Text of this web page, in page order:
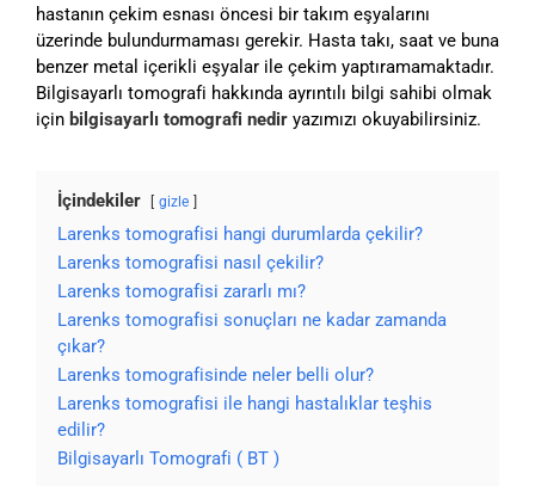
hastanın çekim esnası öncesi bir takım eşyalarını
üzerinde bulundurmaması gerekir. Hasta takı, saat ve buna
benzer metal içerikli eşyalar ile çekim yaptıramamaktadır.
Bilgisayarlı tomografi hakkında ayrıntılı bilgi sahibi olmak
için bilgisayarlı tomografi nedir yazımızı okuyabilirsiniz.
İçindekiler gizle
Larenks tomografisi hangi durumlarda çekilir?
Larenks tomografisi nasıl çekilir?
Larenks tomografisi zararlı mı?
Larenks tomografisi sonuçları ne kadar zamanda
çıkar?
Larenks tomografisinde neler belli olur?
Larenks tomografisi ile hangi hastalıklar teşhis
edilir?
Bilgisayarlı Tomografi ( BT )